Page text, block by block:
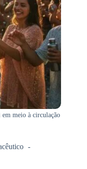
em meio à circulação